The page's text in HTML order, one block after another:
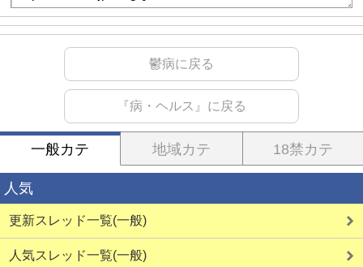
鬱病に戻る
『病・ヘルス』に戻る
一般カテ 地域カテ 18禁カテ
人気
更新スレッド一覧(一般)
人気スレッド一覧(一般)